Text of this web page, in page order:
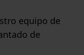
equipo de
de